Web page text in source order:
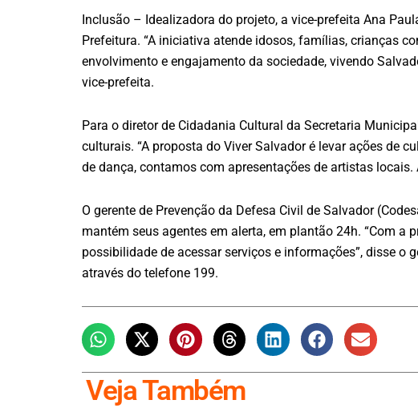
Inclusão – Idealizadora do projeto, a vice-prefeita Ana
Prefeitura. “A iniciativa atende idosos, famílias, crianças
envolvimento e engajamento da sociedade, vivendo
vice-prefeita.
Para o diretor de Cidadania Cultural da Secretaria
culturais. “A proposta do Viver Salvador é levar ações de
de dança, contamos com apresentações de artistas
O gerente de Prevenção da Defesa Civil de Salvador
mantém seus agentes em alerta, em plantão 24h. “Com a
possibilidade de acessar serviços e informações”, disse o
através do telefone 199.
Veja Também